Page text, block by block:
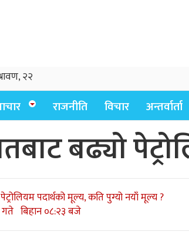
२२
राजनीति विचार अन्तर्वार्ता
बढ्यो
पदार्थको मूल्य, कति पुग्यो नयाँ मूल्य ?
बिहान ०८:२३ बजे